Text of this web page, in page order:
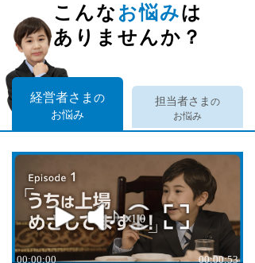
こんなお悩みは
ありませんか？
経営者さま の
お悩み
担当者さま の
お悩み